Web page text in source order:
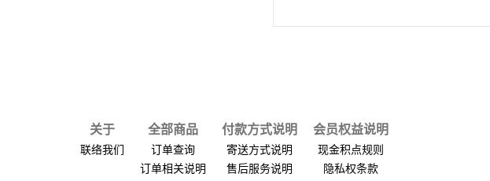
关于
联络我们
全部商品
订单查询
订单相关说明
付款方式说明
寄送方式说明
售后服务说明
会员权益说明
现金积点规则
隐私权条款